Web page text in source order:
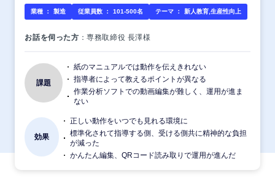
業種 ： 製造 従業員数 ： 101-500名 テーマ ： 新人教育,生産性向上
お話を伺った方 ：専務取締役 長澤様
課題
紙のマニュアルでは動作を伝えきれない
指導者によって教えるポイントが異なる
作業分析ソフトでの動画編集が難しく、運用が進ま
ない
効果
正しい動作をいつでも見れる環境に
標準化されて指導する側、受ける側共に精神的な負担
が減った
かんたん編集、QRコード読み取りで運用が進んだ